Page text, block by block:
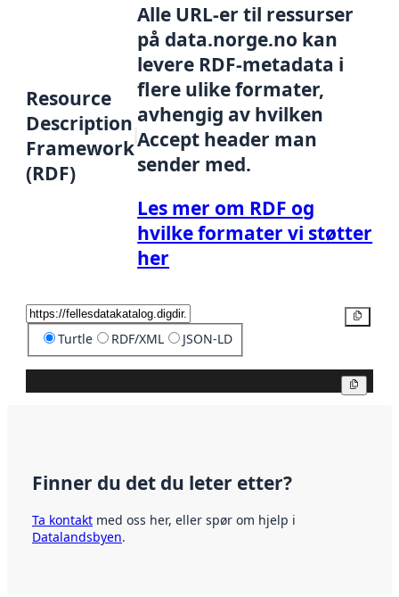
Resource
Description
Framework
(RDF)
Alle URL-er til ressurser
på data.norge.no kan
levere RDF-metadata i
flere ulike formater,
avhengig av hvilken
Accept header man
sender med.
Les mer om RDF og
hvilke formater vi støtter
her
Turtle RDF/XML JSON-LD
Finner du det du leter etter?
Ta kontakt med oss her, eller spør om hjelp i
Datalandsbyen.